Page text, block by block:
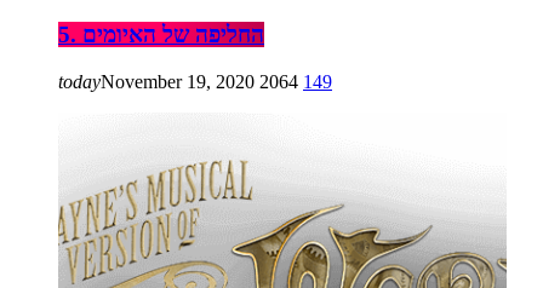
5. החליפה של האיומים
todayNovember 19, 2020 2064 149